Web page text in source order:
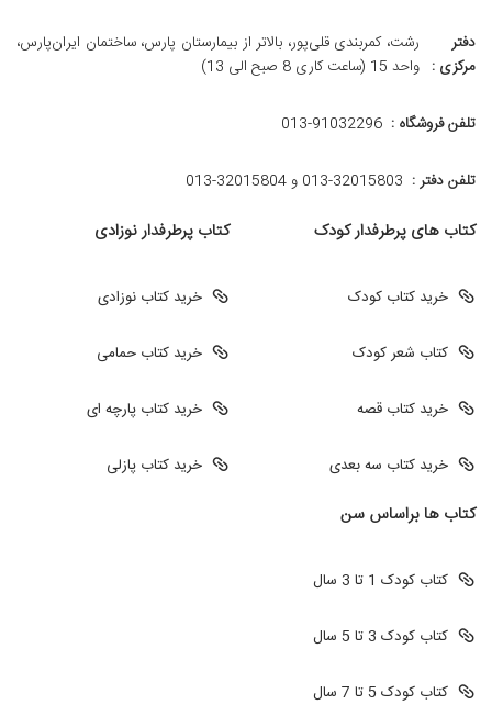
دفتر
مرکزی :
رشت، کمربندی قلی‌پور، بالاتر از بیمارستان پارس، ساختمان ایران‌پارس،
واحد 15 (ساعت کاری 8 صبح الی 13)
تلفن فروشگاه : 013-91032296
تلفن دفتر : 013-32015803 و 32015804-013
کتاب های پرطرفدار کودک
خرید کتاب کودک
کتاب شعر کودک
خرید کتاب قصه
خرید کتاب سه بعدی
کتاب پرطرفدار نوزادی
خرید کتاب نوزادی
خرید کتاب حمامی
خرید کتاب پارچه ای
خرید کتاب پازلی
کتاب ها براساس سن
کتاب کودک 1 تا 3 سال
کتاب کودک 3 تا 5 سال
کتاب کودک 5 تا 7 سال